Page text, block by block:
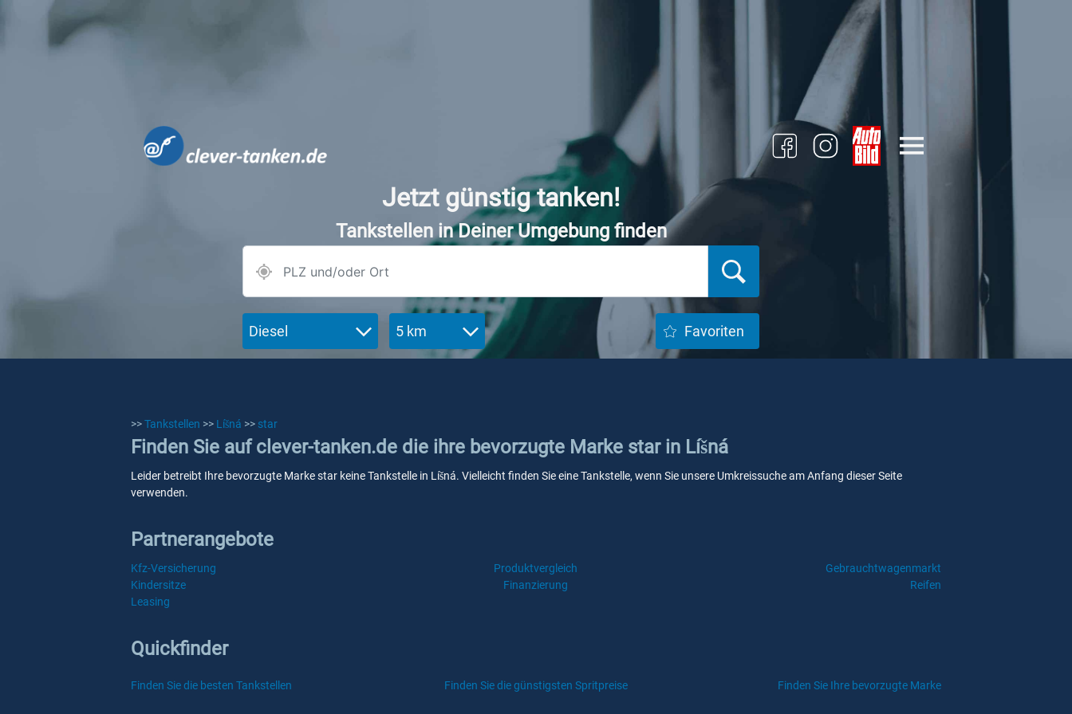
Jetzt günstig tanken!
Tankstellen in Deiner Umgebung finden
Diesel 5 km Favoriten
>>Tankstellen >> Líšná >> star
Finden Sie auf clever-tanken.de die ihre bevorzugte Marke star in Líšná
Leider betreibt Ihre bevorzugte Marke star keine Tankstelle in Líšná. Vielleicht finden Sie eine Tankstelle, wenn Sie unsere Umkreissuche am Anfang dieser Seite
verwenden.
Partnerangebote
Kfz-Versicherung Produktvergleich
Gebrauchtwagenmarkt
Kindersitze
Finanzierung
Reifen
Leasing
Quickfinder
Finden Sie die besten Tankstellen Finden Sie die günstigsten Spritpreise Finden Sie Ihre bevorzugte Marke